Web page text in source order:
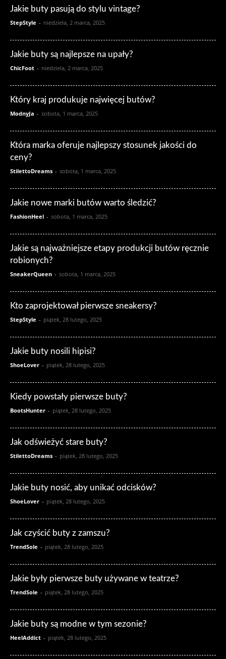
Jakie buty pasują do stylu vintage?
StepStyle - niedziela, 2 marca, 2025
Jakie buty są najlepsze na upały?
ChicFoot - niedziela, 2 marca, 2025
Który kraj produkuje najwięcej butów?
ModnyJa - sobota, 1 marca, 2025
Która marka oferuje najlepszy stosunek jakości do
ceny?
StilettoDreams - sobota, 1 marca, 2025
Jakie nowe marki butów warto śledzić?
FashionHeel - sobota, 1 marca, 2025
Jakie są najważniejsze etapy produkcji butów ręcznie
robionych?
SneakerQueen - sobota, 1 marca, 2025
Kto zaprojektował pierwsze sneakersy?
StepStyle - piątek, 28 lutego, 2025
Jakie buty nosili hipisi?
ShoeLover - piątek, 28 lutego, 2025
Kiedy powstały pierwsze buty?
BootsHunter - piątek, 28 lutego, 2025
Jak odświeżyć stare buty?
StilettoDreams - piątek, 28 lutego, 2025
Jakie buty nosić, aby unikać odcisków?
ShoeLover - piątek, 28 lutego, 2025
Jak czyścić buty z zamszu?
TrendSole - piątek, 28 lutego, 2025
Jakie były pierwsze buty używane w teatrze?
TrendSole - piątek, 28 lutego, 2025
Jakie buty są modne w tym sezonie?
HeelAddict - piątek, 28 lutego, 2025